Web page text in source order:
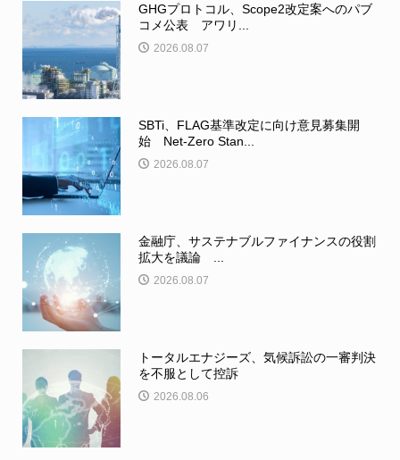
GHGプロトコル、Scope2改定案へのパブ
コメ公表 アワリ...
2026.08.07
SBTi、FLAG基準改定に向け意見募集開
始 Net-Zero Stan...
2026.08.07
金融庁、サステナブルファイナンスの役割
拡大を議論 ...
2026.08.07
トータルエナジーズ、気候訴訟の一審判決
を不服として控訴
2026.08.06